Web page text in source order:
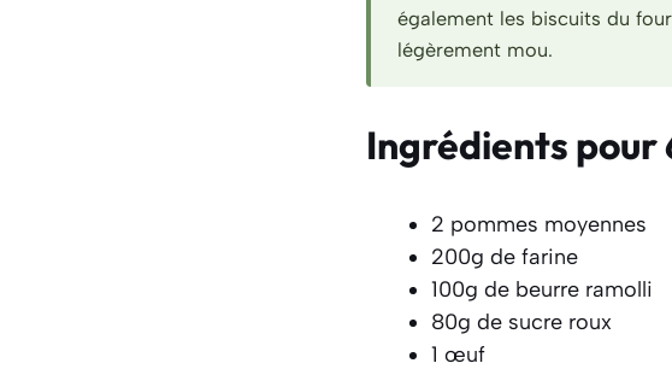
également les biscuits du
légèrement mou.
Ingrédients pour
2 pommes moyennes
200g de farine
100g de beurre ramolli
80g de sucre roux
1 œuf